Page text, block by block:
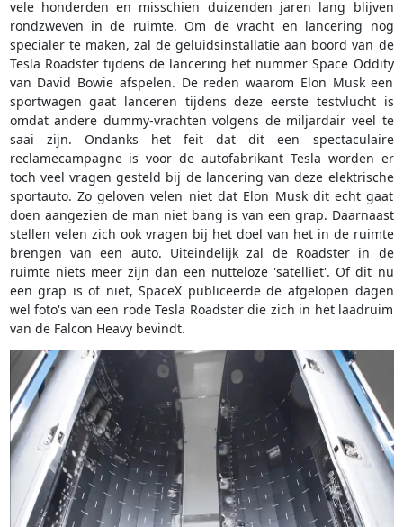
vele honderden en misschien duizenden jaren lang blijven
rondzweven in de ruimte. Om de vracht en lancering nog
specialer te maken, zal de geluidsinstallatie aan boord van de
Tesla Roadster tijdens de lancering het nummer Space Oddity
van David Bowie afspelen. De reden waarom Elon Musk een
sportwagen gaat lanceren tijdens deze eerste testvlucht is
omdat andere dummy-vrachten volgens de miljardair veel te
saai zijn. Ondanks het feit dat dit een spectaculaire
reclamecampagne is voor de autofabrikant Tesla worden er
toch veel vragen gesteld bij de lancering van deze elektrische
sportauto. Zo geloven velen niet dat Elon Musk dit echt gaat
doen aangezien de man niet bang is van een grap. Daarnaast
stellen velen zich ook vragen bij het doel van het in de ruimte
brengen van een auto. Uiteindelijk zal de Roadster in de
ruimte niets meer zijn dan een nutteloze 'satelliet'. Of dit nu
een grap is of niet, SpaceX publiceerde de afgelopen dagen
wel foto's van een rode Tesla Roadster die zich in het laadruim
van de Falcon Heavy bevindt.